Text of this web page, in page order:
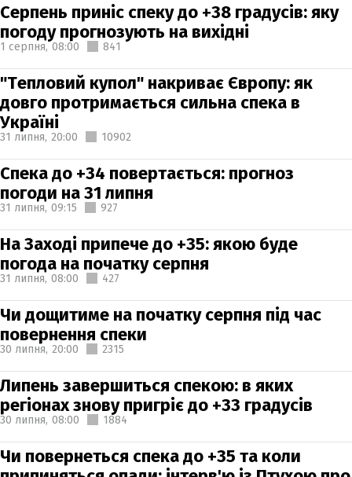
Серпень приніс спеку до +38 градусів: яку
погоду прогнозують на вихідні
1 серпня, 08:00 841
"Тепловий купол" накриває Європу: як
довго протримається сильна спека в
Україні
31 липня, 20:00 10902
Спека до +34 повертається: прогноз
погоди на 31 липня
31 липня, 09:15 927
На Заході припече до +35: якою буде
погода на початку серпня
31 липня, 08:00 427
Чи дощитиме на початку серпня під час
повернення спеки
30 липня, 20:00 2315
Липень завершиться спекою: в яких
регіонах знову пригріє до +33 градусів
30 липня, 08:00 1884
Чи повернеться спека до +35 та коли